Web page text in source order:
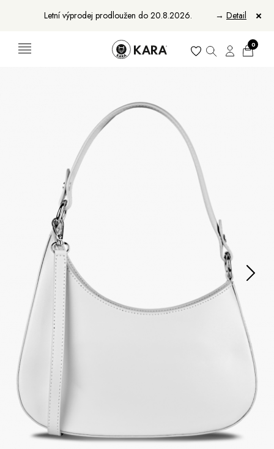
Letní výprodej prodloužen do 20.8.2026. → Detail
Sukně, vesty a košile
Kabelky a batohy
Šály a šátky
Manikúry
Bundy, kabáty a vesty
Aktovky, tašky a batohy
Kufry -21 % Prodejny
Dárkové poukazy
Extra výhodné
Slevy
Bundy a kabáty -50 %
Česky
0